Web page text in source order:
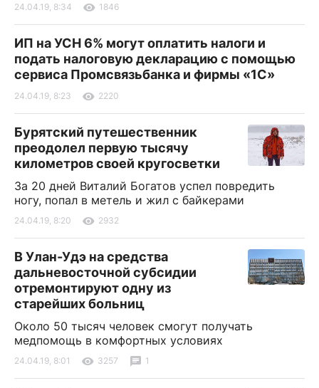
24.04.19, 8:34 1846
ИП на УСН 6% могут оплатить налоги и
подать налоговую декларацию с помощью
сервиса Промсвязьбанка и фирмы «1С»
24.04.19, 8:23 2220
Бурятский путешественник
преодолел первую тысячу
километров своей кругосветки
За 20 дней Виталий Богатов успел повредить
ногу, попал в метель и жил с байкерами
24.04.19, 8:20 2932
В Улан-Удэ на средства
дальневосточной субсидии
отремонтируют одну из
старейших больниц
Около 50 тысяч человек смогут получать
медпомощь в комфортных условиях
24.04.19, 8:01 3257 1